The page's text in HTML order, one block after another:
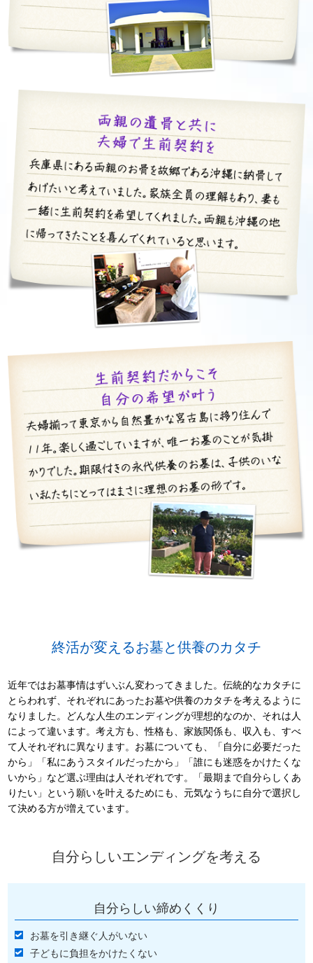
終活が変えるお墓と供養のカタチ
近年ではお墓事情はずいぶん変わってきました。伝統的なカタチに
とらわれず、それぞれにあったお墓や供養のカタチを考えるように
なりました。どんな人生のエンディングが理想的なのか、それは人
によって違います。考え方も、性格も、家族関係も、収入も、すべ
て人それぞれに異なります。お墓についても、「自分に必要だった
から」「私にあうスタイルだったから」「誰にも迷惑をかけたくな
いから」など選ぶ理由は人それぞれです。「最期まで自分らしくあ
りたい」という願いを叶えるためにも、元気なうちに自分で選択し
て決める方が増えています。
自分らしいエンディングを考える
自分らしい締めくくり
お墓を引き継ぐ人がいない
子どもに負担をかけたくない